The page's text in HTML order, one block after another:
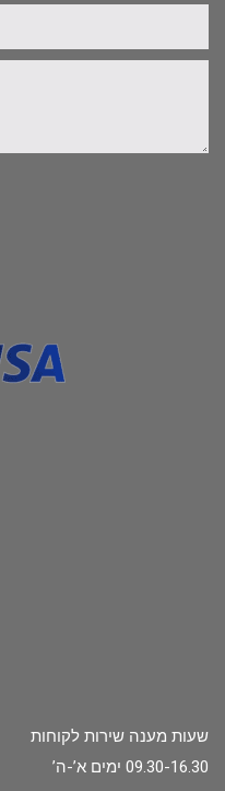
שעות מענה שירות לקוחות
09.30-16.30 ימים א’-ה’